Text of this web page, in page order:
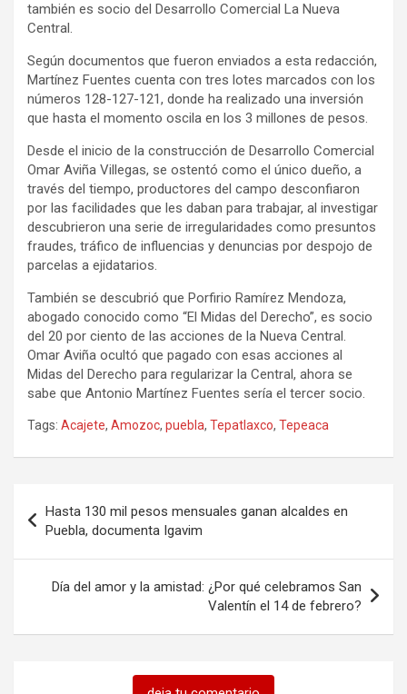
también es socio del Desarrollo Comercial La Nueva
Central.
Según documentos que fueron enviados a esta redacción,
Martínez Fuentes cuenta con tres lotes marcados con los
números 128-127-121, donde ha realizado una inversión
que hasta el momento oscila en los 3 millones de pesos.
Desde el inicio de la construcción de Desarrollo Comercial
Omar Aviña Villegas, se ostentó como el único dueño, a
través del tiempo, productores del campo desconfiaron
por las facilidades que les daban para trabajar, al investigar
descubrieron una serie de irregularidades como presuntos
fraudes, tráfico de influencias y denuncias por despojo de
parcelas a ejidatarios.
También se descubrió que Porfirio Ramírez Mendoza,
abogado conocido como “El Midas del Derecho”, es socio
del 20 por ciento de las acciones de la Nueva Central.
Omar Aviña ocultó que pagado con esas acciones al
Midas del Derecho para regularizar la Central, ahora se
sabe que Antonio Martínez Fuentes sería el tercer socio.
Tags: Acajete, Amozoc, puebla, Tepatlaxco, Tepeaca
de
entradas
Hasta 130 mil pesos mensuales ganan alcaldes en
Puebla, documenta Igavim
Día del amor y la amistad: ¿Por qué celebramos San
Valentín el 14 de febrero?